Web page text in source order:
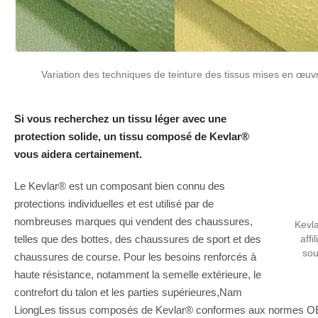
Variation des techniques de teinture des tissus mises en
Si vous recherchez un tissu léger avec une
protection solide, un tissu composé de Kevlar®
vous aidera certainement.
Le Kevlar® est un composant bien connu des
protections individuelles et est utilisé par de
nombreuses marques qui vendent des chaussures,
telles que des bottes, des chaussures de sport et des
chaussures de course. Pour les besoins renforcés à
haute résistance, notamment la semelle extérieure, le
contrefort du talon et les parties supérieures,Nam
LiongLes tissus composés de Kevlar® conformes aux normes